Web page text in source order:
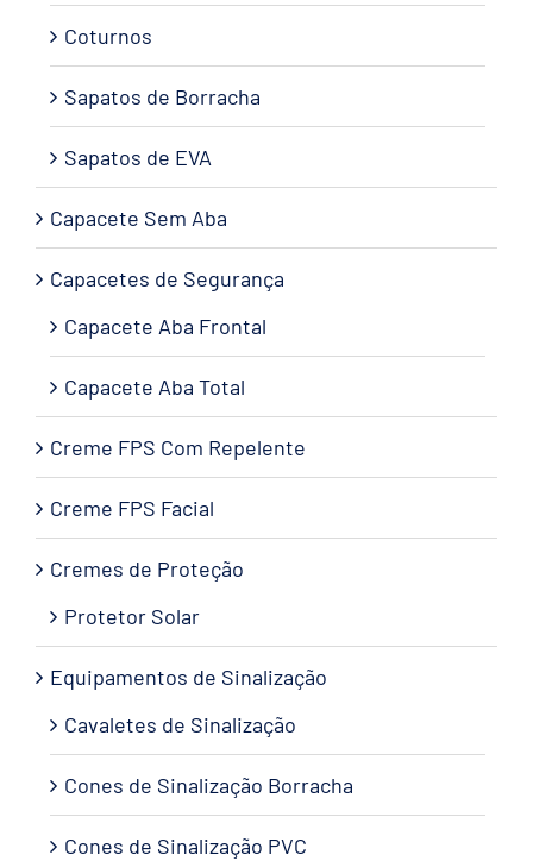
Coturnos
Sapatos de Borracha
Sapatos de EVA
Capacete Sem Aba
Capacetes de Segurança
Capacete Aba Frontal
Capacete Aba Total
Creme FPS Com Repelente
Creme FPS Facial
Cremes de Proteção
Protetor Solar
Equipamentos de Sinalização
Cavaletes de Sinalização
Cones de Sinalização Borracha
Cones de Sinalização PVC